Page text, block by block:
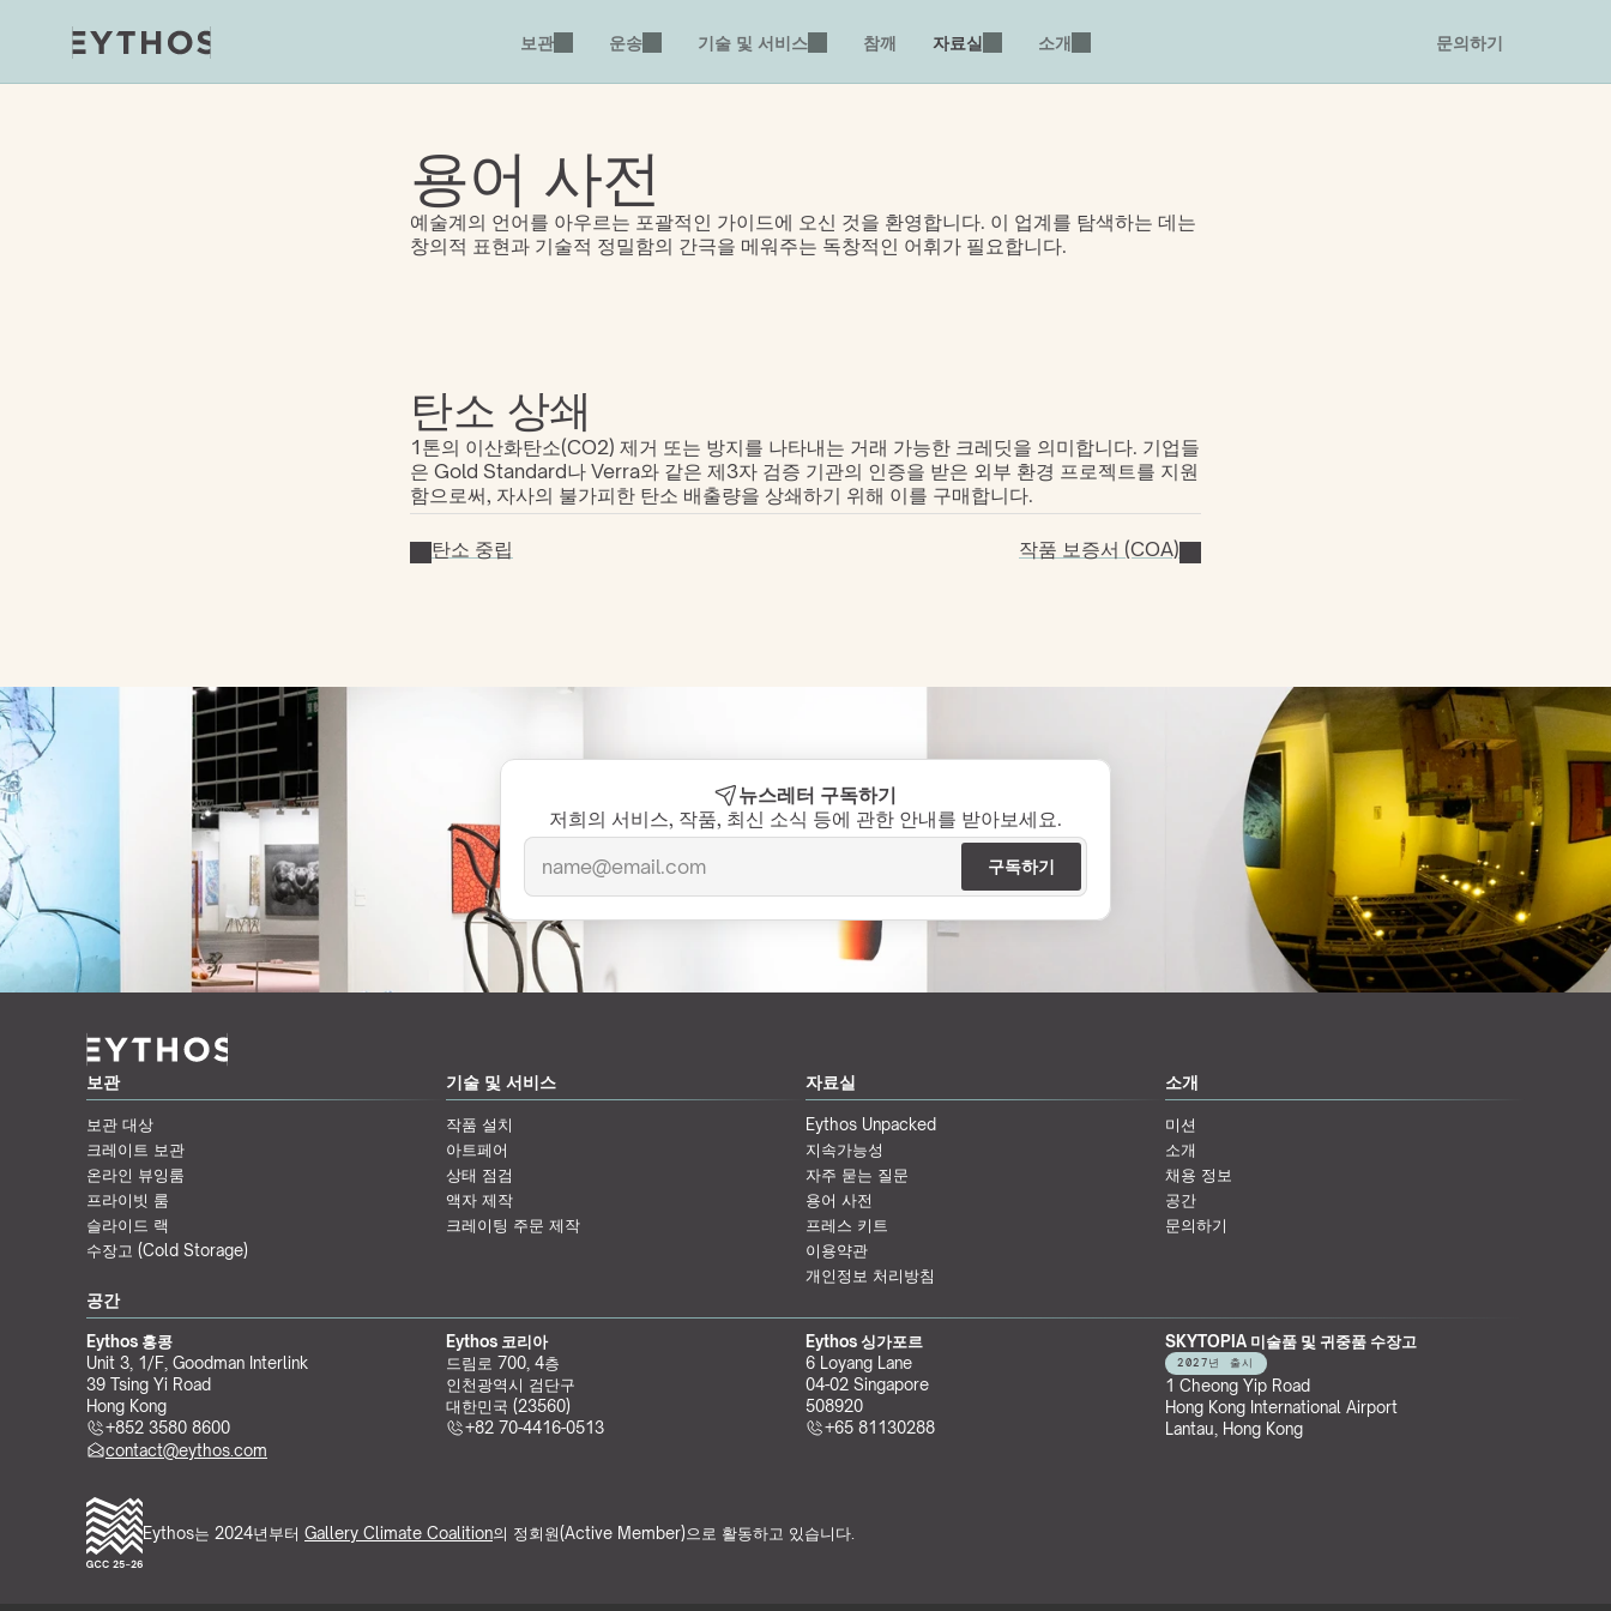
용어 사전
예술계의 언어를 아우르는 포괄적인 가이드에 오신 것을 환영합니다. 이 업계를 탐색하는 데는
창의적 표현과 기술적 정밀함의 간극을 메워주는 독창적인 어휘가 필요합니다.
탄소 상쇄
1톤의 이산화탄소(CO2) 제거 또는 방지를 나타내는 거래 가능한 크레딧을 의미합니다. 기업들
은 Gold Standard나 Verra와 같은 제3자 검증 기관의 인증을 받은 외부 환경 프로젝트를 지원
함으로써, 자사의 불가피한 탄소 배출량을 상쇄하기 위해 이를 구매합니다.
탄소 중립 작품 보증서 (COA)
뉴스레터 구독하기
저희의 서비스, 작품, 최신 소식 등에 관한 안내를 받아보세요.
보관
보관 대상
크레이트 보관
온라인 뷰잉룸
프라이빗 룸
슬라이드 랙
수장고 (Cold Storage)
기술 및 서비스
작품 설치
아트페어
상태 점검
액자 제작
크레이팅 주문 제작
자료실
Eythos Unpacked
지속가능성
자주 묻는 질문
용어 사전
프레스 키트
이용약관
개인정보 처리방침
소개
미션
소개
채용 정보
공간
문의하기
공간
Eythos 홍콩
Unit 3, 1/F, Goodman Interlink
39 Tsing Yi Road
Hong Kong
+852 3580 8600
Eythos 코리아
드림로 700, 4층
인천광역시 검단구
대한민국 (23560)
+82 70-4416-0513
Eythos 싱가포르
6 Loyang Lane
04-02 Singapore
508920
+65 81130288
SKYTOPIA 미술품 및 귀중품 수장고
2027년 출시
1 Cheong Yip Road
Hong Kong International Airport
Lantau, Hong Kong
contact@eythos.com
Eythos는 2024년부터 Gallery Climate Coalition의 정회원(Active Member)으로 활동하고 있습니다.
보관 운송 기술 및 서비스 참깨 자료실 소개 문의하기